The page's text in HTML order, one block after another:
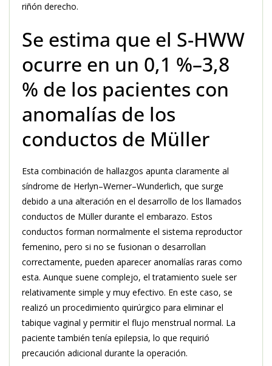
riñón derecho.
Se estima que el S-HWW
ocurre en un 0,1 %–3,8
% de los pacientes con
anomalías de los
conductos de Müller
Esta combinación de hallazgos apunta claramente al
síndrome de Herlyn–Werner–Wunderlich, que surge
debido a una alteración en el desarrollo de los llamados
conductos de Müller durante el embarazo. Estos
conductos forman normalmente el sistema reproductor
femenino, pero si no se fusionan o desarrollan
correctamente, pueden aparecer anomalías raras como
esta. Aunque suene complejo, el tratamiento suele ser
relativamente simple y muy efectivo. En este caso, se
realizó un procedimiento quirúrgico para eliminar el
tabique vaginal y permitir el flujo menstrual normal. La
paciente también tenía epilepsia, lo que requirió
precaución adicional durante la operación.